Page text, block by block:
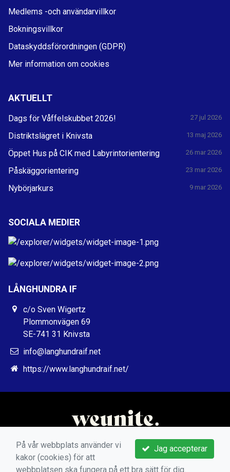
Medlems -och användarvillkor
Bokningsvillkor
Dataskyddsförordningen (GDPR)
Mer information om cookies
AKTUELLT
Dags för Våffelskubbet 2026! 27 jul 2026
Distriktslägret i Knivsta 13 maj 2026
Öppet Hus på CIK med Labyrintorientering 26 mar 2026
Påskäggorientering 23 mar 2026
Nybörjarkurs 9 mar 2026
SOCIALA MEDIER
LÅNGHUNDRA IF
c/o Sven Wigertz
Plommonvägen 69
SE-741 31 Knivsta
info@langhundraif.net
https://www.langhundraif.net/
Jag accepterar
På vår webbplats använder vi
kakor (cookies) för att
webbplatsen ska fungera på ett bra sätt för dig.